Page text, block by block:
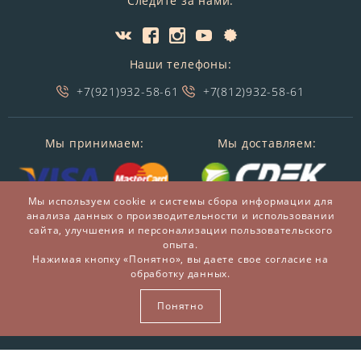
Наши телефоны:
+7(921)932-58-61
+7(812)932-58-61
Мы принимаем: Мы доставляем:
© 2014-2026 БронзаМания -Интернет-магазин
подарков и сувениров из бронзы
ВСЕ ПРАВА ЗАЩИЩЕНЫ BRONZAMANIA.RU®
Мы используем cookie и системы сбора информации для
анализа данных о производительности и использовании
сайта, улучшения и персонализации пользовательского
опыта.
Нажимая кнопку «Понятно», вы даете свое согласие на
обработку данных.
Понятно